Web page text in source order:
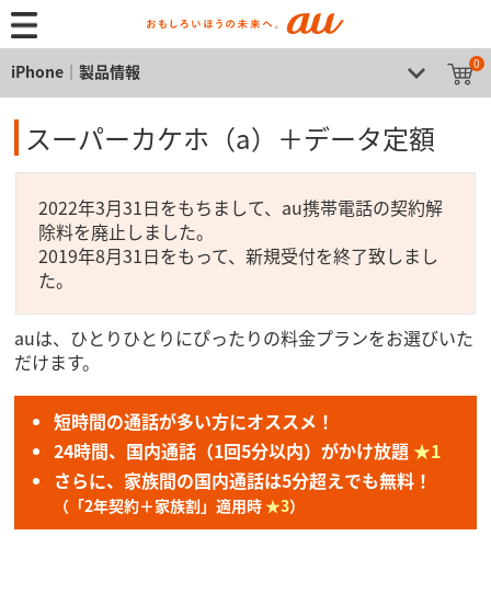
iPhone│製品情報 0
スーパーカケホ（a）＋データ定額
2022年3月31日をもちまして、au携帯電話の契約解
除料を廃止しました。
2019年8月31日をもって、新規受付を終了致しまし
た。
auは、ひとりひとりにぴったりの料金プランをお選びいた
だけます。
短時間の通話が多い方にオススメ！
24時間、国内通話（1回5分以内）がかけ放題 ★1
さらに、家族間の国内通話は5分超えでも無料！
（「2年契約＋家族割」適用時 ★3）